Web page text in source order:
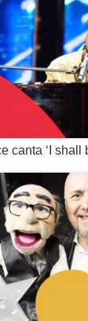
canta ‘I